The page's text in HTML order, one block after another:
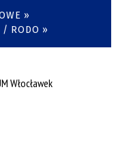
»
/ RODO »
Włocławek